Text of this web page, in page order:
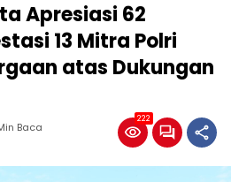
Apresiasi 62
13 Mitra Polri
atas Dukungan
Baca
222